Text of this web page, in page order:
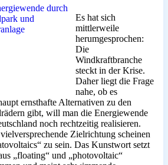
Es hat sich
mittlerweile
herumgesprochen:
Die
Windkraftbranche
steckt in der Krise.
Daher liegt die Frage
nahe, ob es
ernsthafte Alternativen zu den
gibt, will man die Energiewende
noch rechtzeitig realisieren.
Zielrichtung scheinen
zu sein. Das Kunstwort setzt
„floating“ und „photovoltaic“